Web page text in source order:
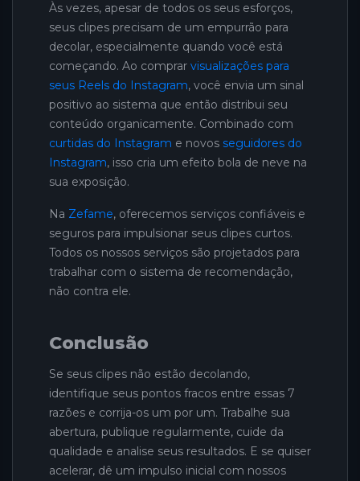
Às vezes, apesar de todos os seus esforços,
seus clipes precisam de um empurrão para
decolar, especialmente quando você está
começando. Ao comprar visualizações para
seus Reels do Instagram, você envia um sinal
positivo ao sistema que então distribui seu
conteúdo organicamente. Combinado com
curtidas do Instagram e novos seguidores do
Instagram, isso cria um efeito bola de neve na
sua exposição.
Na Zefame, oferecemos serviços confiáveis e
seguros para impulsionar seus clipes curtos.
Todos os nossos serviços são projetados para
trabalhar com o sistema de recomendação,
não contra ele.
Conclusão
Se seus clipes não estão decolando,
identifique seus pontos fracos entre essas 7
razões e corrija-os um por um. Trabalhe sua
abertura, publique regularmente, cuide da
qualidade e analise seus resultados. E se quiser
acelerar, dê um impulso inicial com nossos